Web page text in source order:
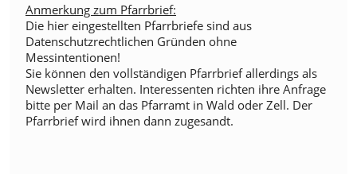
Anmerkung zum Pfarrbrief:
Die hier eingestellten Pfarrbriefe sind aus
Datenschutzrechtlichen Gründen ohne
Messintentionen!
Sie können den vollständigen Pfarrbrief allerdings als
Newsletter erhalten. Interessenten richten ihre Anfrage
bitte per Mail an das Pfarramt in Wald oder Zell. Der
Pfarrbrief wird ihnen dann zugesandt.